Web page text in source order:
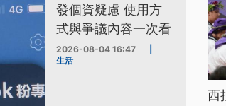
發個資疑慮 使用方
式與爭議內容一次看
2026-08-04 16:47
生活
西